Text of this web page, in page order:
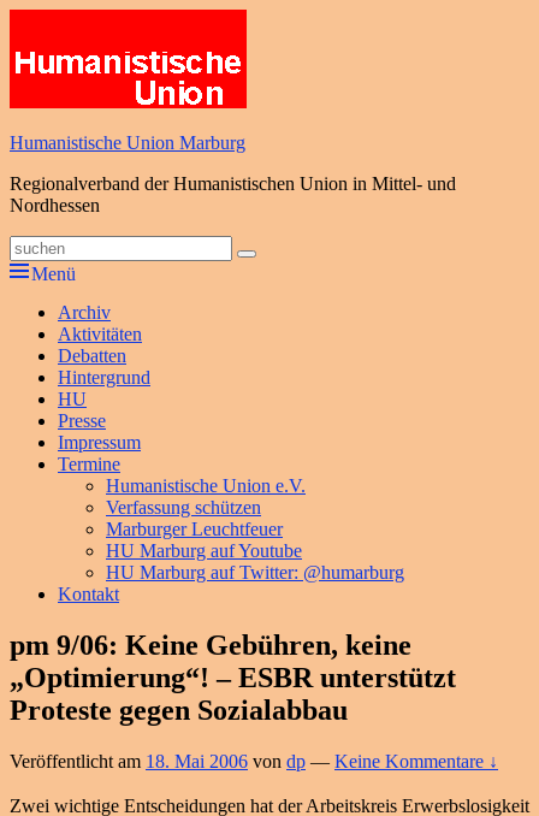
springen
Humanistische Union Marburg
Regionalverband der Humanistischen Union in Mittel- und
Nordhessen
Suche
nach:
Suchen
Menü
Primäres
Menü
Archiv
Aktivitäten
Debatten
Hintergrund
HU
Presse
Impressum
Termine
Humanistische Union e.V.
Verfassung schützen
Marburger Leuchtfeuer
HU Marburg auf Youtube
HU Marburg auf Twitter: @humarburg
Kontakt
pm 9/06: Keine Gebühren, keine
„Optimierung“! – ESBR unterstützt
Proteste gegen Sozialabbau
Veröffentlicht am 18. Mai 2006 von dp — Keine Kommentare ↓
Zwei wichtige Entscheidungen hat der Arbeitskreis Erwerbslosigkeit